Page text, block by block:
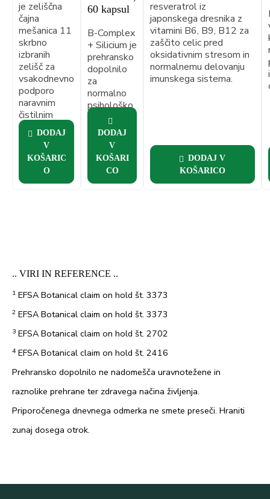
kodo za sledenje.
je zeliščna
čajna
mešanica 11
skrbno
izbranih
zelišč za
vsakodnevno
podporo
naravnim
čistilnim
procesom v
telesu.DODAJ
V
KOŠARIC
O
60 kapsul
B-Complex
+ Silicium je
prehransko
dopolnilo
za
normalno
psihološko
delovanje,
umsko
zmogljivost
ter zdravo
kožo.
DODAJ
V
KOŠARI
CO
resveratrol iz
japonskega dresnika z
vitamini B6, B9, B12 za
zaščito celic pred
oksidativnim stresom in
normalnemu delovanju
imunskega sistema.
DODAJ V
KOŠARICO
.. VIRI IN REFERENCE ..
1 EFSA Botanical claim on hold št. 3373
2 EFSA Botanical claim on hold št. 3373
3 EFSA Botanical claim on hold št. 2702
4 EFSA Botanical claim on hold št. 2416
Prehransko dopolnilo ne nadomešča uravnotežene in
raznolike prehrane ter zdravega načina življenja.
Priporočenega dnevnega odmerka ne smete preseči. Hraniti
zunaj dosega otrok.